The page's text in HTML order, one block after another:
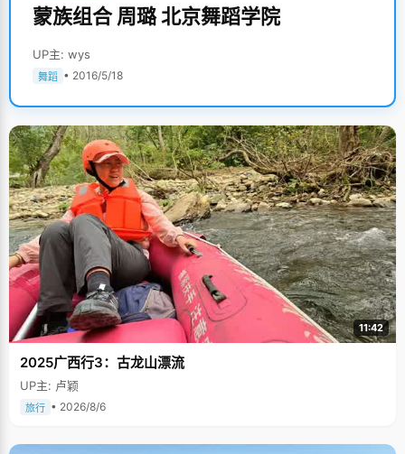
蒙族组合 周璐 北京舞蹈学院
UP主: wys
舞蹈 • 2016/5/18
11:42
2025广西行3：古龙山漂流
UP主: 卢颖
旅行 • 2026/8/6